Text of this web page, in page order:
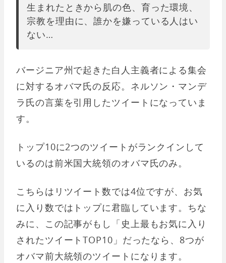
生まれたときから肌の色、育った環境、
宗教を理由に、誰かを嫌っている人はい
ない…
バージニア州で起きた白人主義者による集会
に対するオバマ氏の反応。ネルソン・マンデ
ラ氏の言葉を引用したツイートになっていま
す。
トップ10に2つのツイートがランクインして
いるのは前米国大統領のオバマ氏のみ。
こちらはリツイート数では4位ですが、お気
に入り数ではトップに君臨しています。ちな
みに、この記事がもし「史上最もお気に入り
されたツイートTOP10」だったなら、8つが
オバマ前大統領のツイートになります。